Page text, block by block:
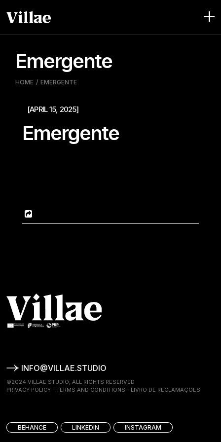
para
Emergente
HOME EMERGENTE
[APRIL 15, 2025]
Emergente
INFO@VILLAE.STUDIO
©2024 VILLAE STUDIO, ALL RIGHTS RESERVED
PRIVACY POLICY -TERMS AND CONDITIONS - LIVRO DE RECLAMAÇÕES
BEHANCE LINKEDIN INSTAGRAM